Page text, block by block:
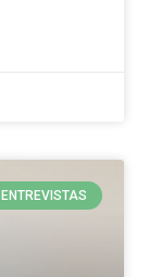
ENTREVISTAS